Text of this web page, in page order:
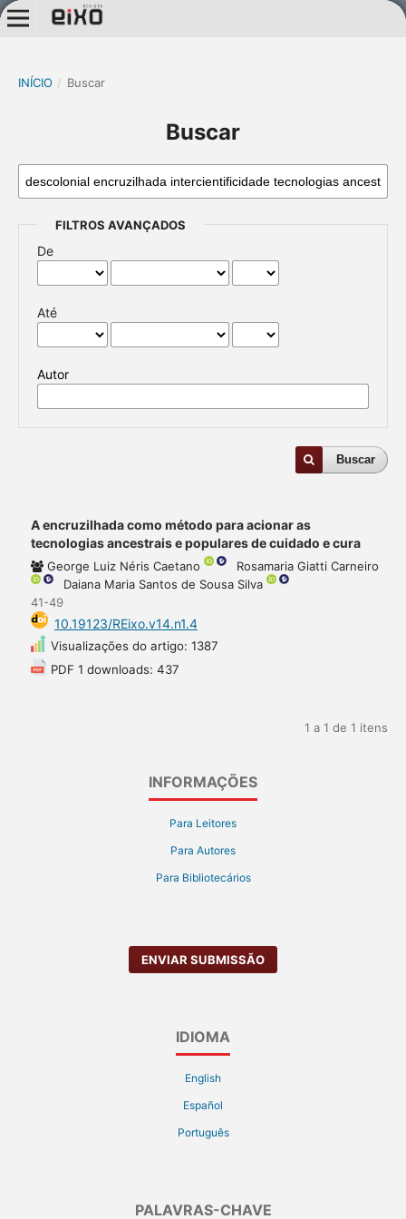
INÍCIO / Buscar
Buscar
FILTROS AVANÇADOS
De
Até
Autor
Buscar
A encruzilhada como método para acionar as
tecnologias ancestrais e populares de cuidado e cura
George Luiz Néris Caetano
Rosamaria Giatti Carneiro
Daiana Maria Santos de Sousa Silva
41-49
10.19123/REixo.v14.n1.4
Visualizações do artigo: 1387
PDF 1 downloads: 437
1 a 1 de 1 itens
INFORMAÇÕES
Para Leitores
Para Autores
Para Bibliotecários
ENVIAR SUBMISSÃO
IDIOMA
English
Español
Português
PALAVRAS-CHAVE